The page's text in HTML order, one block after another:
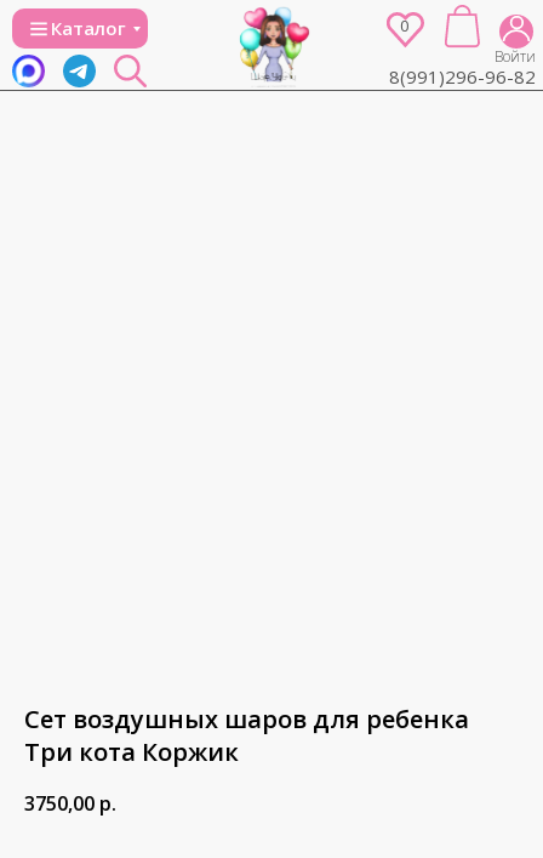
Каталог
Войти
0
8(991)296-96-82
Сет воздушных шаров для ребенка
Три кота Коржик
3750,00 р.